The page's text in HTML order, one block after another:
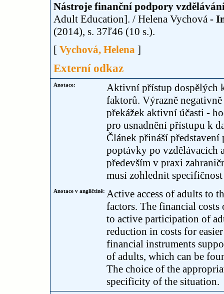
Nástroje finanční podpory
Adult Education]. / Helena Vychová -
(2014), s. 37ľ46 (10 s.).
[ Vychová, Helena ]
Externí odkaz
Anotace:
Aktivní přístup dospělých
faktorů. Výrazně
překážek aktivní účasti -
pro usnadnění přístupu k
Článek přináší
poptávky po vzdělávacích
především v praxi
musí zohlednit specifičnost
Anotace v angličtině: Active access of adults to
factors. The financial
to active participation of
reduction in costs for
financial instruments
of adults, which can be
The choice of the
specificity of the situation.